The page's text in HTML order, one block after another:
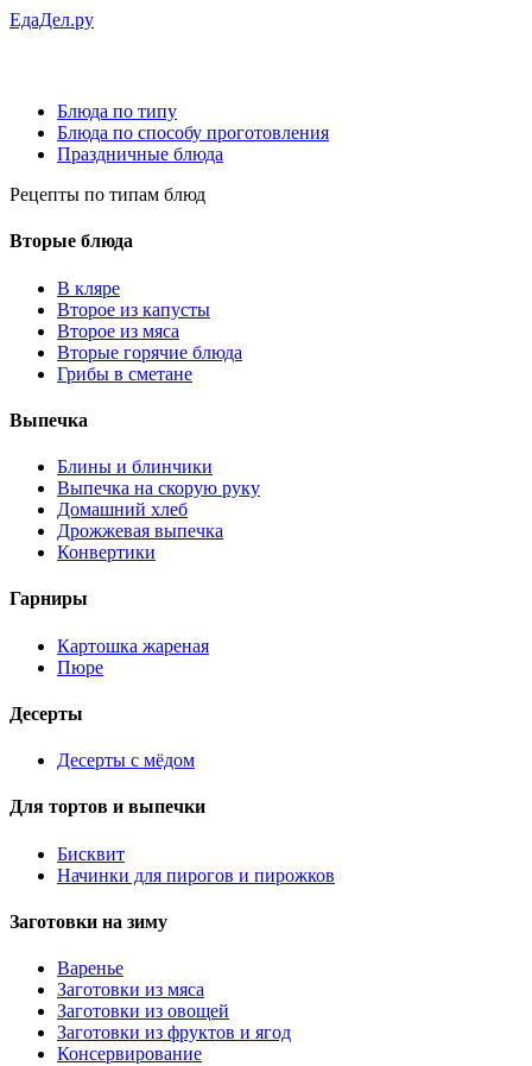
ЕдаДел.ру
Блюда по типу
Блюда по способу проготовления
Праздничные блюда
Рецепты по типам блюд
Вторые блюда
В кляре
Второе из капусты
Второе из мяса
Вторые горячие блюда
Грибы в сметане
Выпечка
Блины и блинчики
Выпечка на скорую руку
Домашний хлеб
Дрожжевая выпечка
Конвертики
Гарниры
Картошка жареная
Пюре
Десерты
Десерты с мёдом
Для тортов и выпечки
Бисквит
Начинки для пирогов и пирожков
Заготовки на зиму
Варенье
Заготовки из мяса
Заготовки из овощей
Заготовки из фруктов и ягод
Консервирование